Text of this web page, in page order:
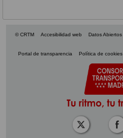
© CRTM Accesibilidad web Datos Abiertos
Portal de transparencia Política de cookies